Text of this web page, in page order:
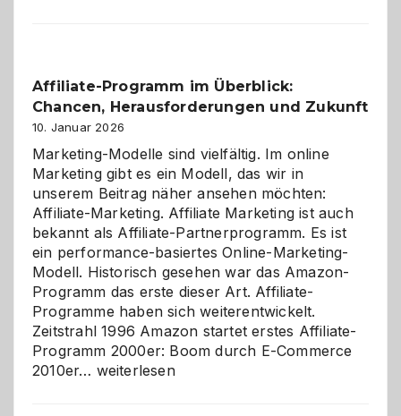
Affiliate-Programm im Überblick:
Chancen, Herausforderungen und Zukunft
10. Januar 2026
Marketing-Modelle sind vielfältig. Im online
Marketing gibt es ein Modell, das wir in
unserem Beitrag näher ansehen möchten:
Affiliate-Marketing. Affiliate Marketing ist auch
bekannt als Affiliate-Partnerprogramm. Es ist
ein performance-basiertes Online-Marketing-
Modell. Historisch gesehen war das Amazon-
Programm das erste dieser Art. Affiliate-
Programme haben sich weiterentwickelt.
Zeitstrahl 1996 Amazon startet erstes Affiliate-
Programm 2000er: Boom durch E-Commerce
2010er… Affiliate-
weiterlesen